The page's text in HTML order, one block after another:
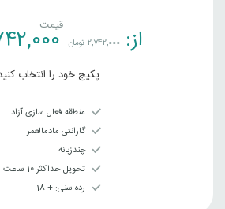
قیمت : از: 2,742,000تومان
پکیج خود را انتخاب
منطقه فعال سازی آزاد
گارانتی مادمالعمر
چندزبانه
تحویل حداکثر 10 ساعت
رده سنی‌: + 18